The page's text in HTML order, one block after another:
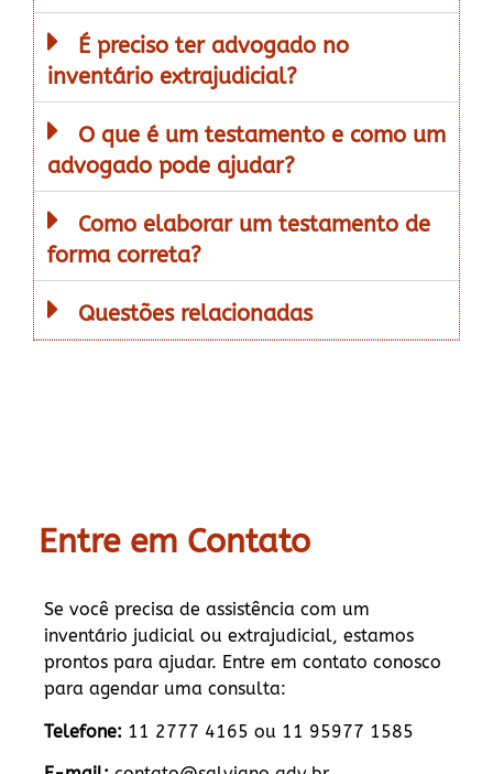
É preciso ter advogado no
inventário extrajudicial?
O que é um testamento e como um
advogado pode ajudar?
Como elaborar um testamento de
forma correta?
Questões relacionadas
Entre em Contato
Se você precisa de assistência com um
inventário judicial ou extrajudicial, estamos
prontos para ajudar. Entre em contato conosco
para agendar uma consulta:
Telefone: 11 2777 4165 ou 11 95977 1585